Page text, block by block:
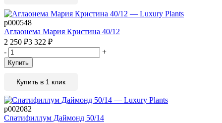
р000548
Аглаонема Мария Кристина 40/12
2 250 ₽3 322 ₽
-
+
Купить
Купить в 1 клик
р002082
Спатифиллум Даймонд 50/14